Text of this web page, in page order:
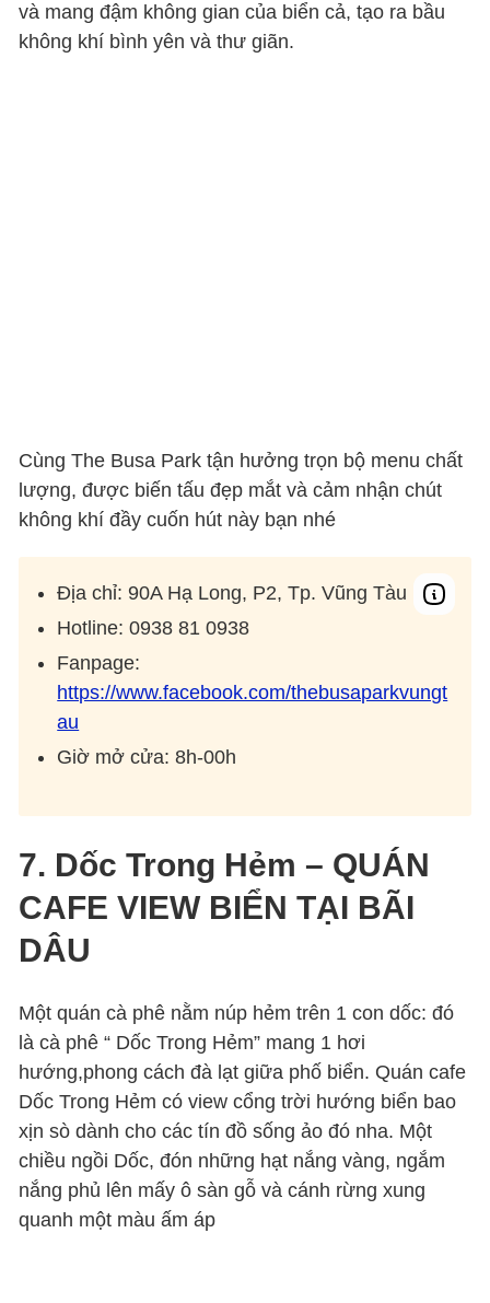
và mang đậm không gian của biển cả, tạo ra bầu
không khí bình yên và thư giãn.
Cùng The Busa Park tận hưởng trọn bộ menu chất
lượng, được biến tấu đẹp mắt và cảm nhận chút
không khí đầy cuốn hút này bạn nhé
Địa chỉ: 90A Hạ Long, P2, Tp. Vũng Tàu
Hotline: 0938 81 0938
Fanpage:
https://www.facebook.com/thebusaparkvungt
au
Giờ mở cửa: 8h-00h
7. Dốc Trong Hẻm – QUÁN
CAFE VIEW BIỂN TẠI BÃI
DÂU
Một quán cà phê nằm núp hẻm trên 1 con dốc: đó
là cà phê “ Dốc Trong Hẻm” mang 1 hơi
hướng,phong cách đà lạt giữa phố biển. Quán cafe
Dốc Trong Hẻm có view cổng trời hướng biển bao
xịn sò dành cho các tín đồ sống ảo đó nha. Một
chiều ngồi Dốc, đón những hạt nắng vàng, ngắm
nắng phủ lên mấy ô sàn gỗ và cánh rừng xung
quanh một màu ấm áp